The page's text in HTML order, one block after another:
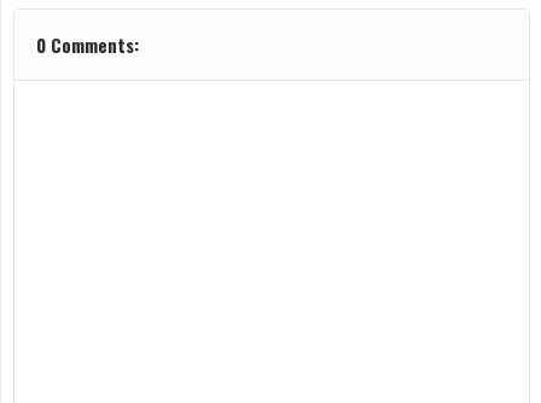
0 Comments: